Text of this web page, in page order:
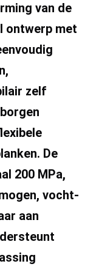
van de
ontwerp met
zelf
De
200 MPa,
vocht-
aan